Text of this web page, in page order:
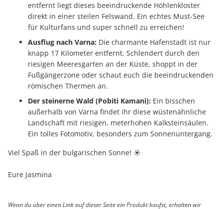
entfernt liegt dieses beeindruckende Höhlenkloster
direkt in einer steilen Felswand. Ein echtes Must-See
für Kulturfans und super schnell zu erreichen!
Ausflug nach Varna: Die charmante Hafenstadt ist nur
knapp 17 Kilometer entfernt. Schlendert durch den
riesigen Meeresgarten an der Küste, shoppt in der
Fußgängerzone oder schaut euch die beeindruckenden
römischen Thermen an.
Der steinerne Wald (Pobiti Kamani): Ein bisschen
außerhalb von Varna findet ihr diese wüstenähnliche
Landschaft mit riesigen, meterhohen Kalksteinsäulen.
Ein tolles Fotomotiv, besonders zum Sonnenuntergang.
Viel Spaß in der bulgarischen Sonne! ☀️
Eure Jasmina
Wenn du über einen Link auf dieser Seite ein Produkt kaufst, erhalten wir